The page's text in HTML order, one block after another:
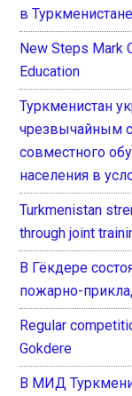
в Туркменистане
New Steps Mark
Education
Туркменистан
чрезвычайным
совместного
населения в
Turkmenistan
through joint
В Гёкдере
пожарно-
Regular
Gokdere
В МИД